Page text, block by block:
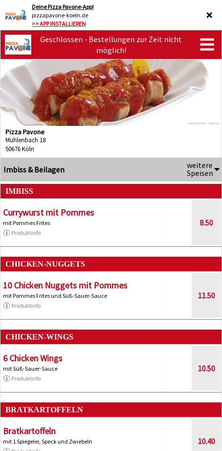
Deine Pizza Pavone-App!
pizzapavone-koeln.de
>> APP INSTALLIEREN
Geschlossen - Bestellungen zur Zeit nicht
möglich!
Pizza Pavone
Mühlenbach 18
50676 Köln
Imbiss & Beilagen
weitere
Speisen
IMBISS
Currywurst mit Pommes
mit Pommes Frites
Produktinfo
8.50
CHICKEN-NUGGETS
10 Chicken Nuggets mit Pommes
mit Pommes Frites und Süß-Sauer-Sauce
Produktinfo
11.50
CHICKEN-WINGS
6 Chicken Wings
mit Süß-Sauer-Sauce
Produktinfo
10.50
BRATKARTOFFELN
Bratkartoffeln
mit 1 Spiegelei, Speck und Zwiebeln
10.40